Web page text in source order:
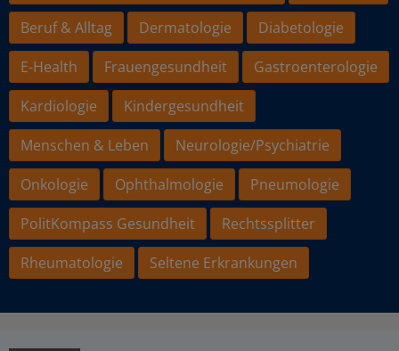
Beruf & Alltag
Dermatologie
Diabetologie
E-Health
Frauengesundheit
Gastroenterologie
Kardiologie
Kindergesundheit
Menschen & Leben
Neurologie/Psychiatrie
Onkologie
Ophthalmologie
Pneumologie
PolitKompass Gesundheit
Rechtssplitter
Rheumatologie
Seltene Erkrankungen